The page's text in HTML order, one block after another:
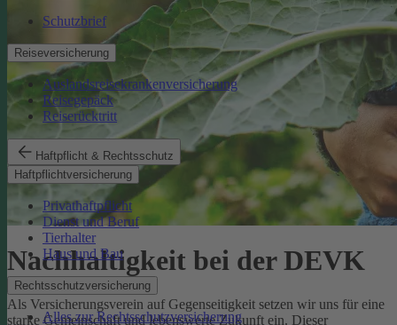
Schutzbrief
Reiseversicherung
Auslandsreisekrankenversicherung
Reisegepäck
Reiserücktritt
Haftpflicht & Rechtsschutz
Haftpflichtversicherung
Privathaftpflicht
Dienst und Beruf
Tierhalter
Haus und Bau
Rechtsschutzversicherung
Alles zur Rechtsschutzversicherung
Nachhaltigkeit bei der DEVK
Als Versicherungsverein auf Gegenseitigkeit setzen wir uns für eine
starke Gemeinschaft und lebenswerte Zukunft ein. Dieser